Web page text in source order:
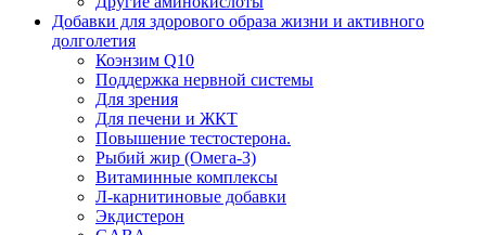
Добавки для здорового образа жизни и активного
долголетия
Коэнзим Q10
Поддержка нервной системы
Для зрения
Для печени и ЖКТ
Повышение тестостерона.
Рыбий жир (Омега-3)
Витаминные комплексы
Л-карнитиновые добавки
Экдистерон